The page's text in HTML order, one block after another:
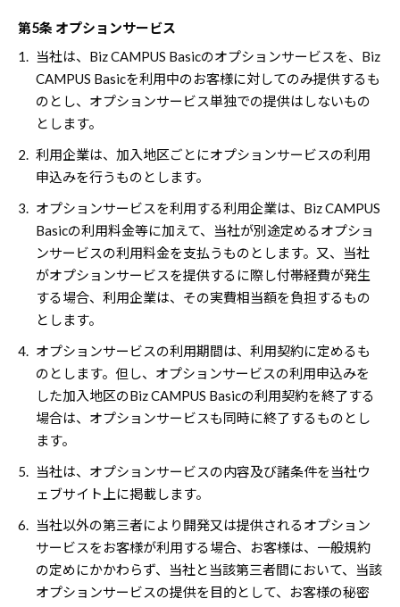
第5条 オプションサービス
1. 当社は、Biz CAMPUS Basicのオプションサービスを、Biz
CAMPUS Basicを利用中のお客様に対してのみ提供するも
のとし、オプションサービス単独での提供はしないもの
とします。
2. 利用企業は、加入地区ごとにオプションサービスの利用
申込みを行うものとします。
3. オプションサービスを利用する利用企業は、Biz CAMPUS
Basicの利用料金等に加えて、当社が別途定めるオプショ
ンサービスの利用料金を支払うものとします。又、当社
がオプションサービスを提供するに際し付帯経費が発生
する場合、利用企業は、その実費相当額を負担するもの
とします。
4. オプションサービスの利用期間は、利用契約に定めるも
のとします。但し、オプションサービスの利用申込みを
した加入地区のBiz CAMPUS Basicの利用契約を終了する
場合は、オプションサービスも同時に終了するものとし
ます。
5. 当社は、オプションサービスの内容及び諸条件を当社ウ
ェブサイト上に掲載します。
6. 当社以外の第三者により開発又は提供されるオプション
サービスをお客様が利用する場合、お客様は、一般規約
の定めにかかわらず、当社と当該第三者間において、当該
オプションサービスの提供を目的として、お客様の秘密